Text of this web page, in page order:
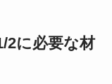
2に必要な材